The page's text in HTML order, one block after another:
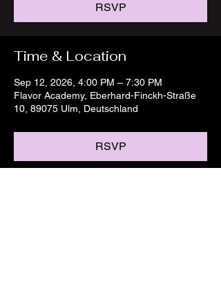
RSVP
Time & Location
Sep 12, 2026, 4:00 PM – 7:30 PM
Flavor Academy, Eberhard-Finckh-Straße
10, 89075 Ulm, Deutschland
RSVP